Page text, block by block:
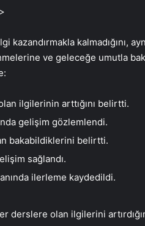
kazandırmakla kalmadığını,
ve geleceğe umutla
ilgilerinin arttığını belirtti.
gelişim gözlemlendi.
bakabildiklerini belirtti.
sağlandı.
ilerleme kaydedildi.
derslere olan ilgilerini
Google
Adımları!